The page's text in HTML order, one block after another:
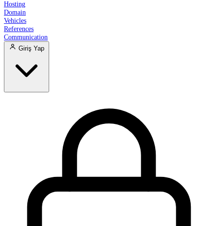
Hosting
Domain
Vehicles
References
Communication
Giriş Yap